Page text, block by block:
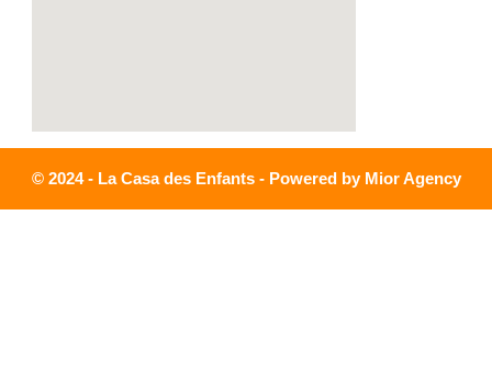
© 2024 - La Casa des Enfants - Powered by Mior Agency